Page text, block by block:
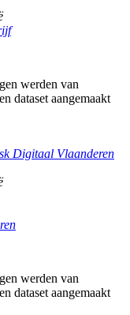
werden van
dataset aangemaakt
Digitaal Vlaanderen
werden van
dataset aangemaakt